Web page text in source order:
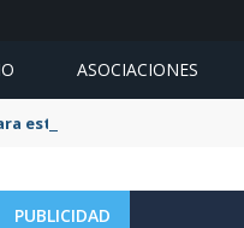
ASOCIACIONES
este mes de agosto
PUBLICIDAD